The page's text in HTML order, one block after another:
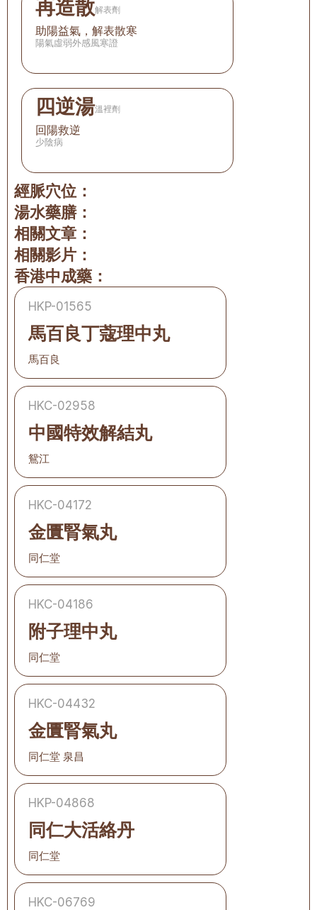
再造散解表劑
助陽益氣，解表散寒
陽氣虛弱外感風寒證
四逆湯溫裡劑
回陽救逆
少陰病
經脈穴位：
湯水藥膳：
相關文章：
相關影片：
香港中成藥：
HKP-01565
馬百良丁蔻理中丸
馬百良
HKC-02958
中國特效解結丸
鴛江
HKC-04172
金匱腎氣丸
同仁堂
HKC-04186
附子理中丸
同仁堂
HKC-04432
金匱腎氣丸
同仁堂 泉昌
HKP-04868
同仁大活絡丹
同仁堂
HKC-06769